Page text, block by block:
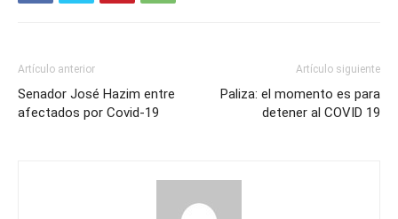
Artículo anterior
Senador José Hazim entre
afectados por Covid-19
Artículo siguiente
Paliza: el momento es para
detener al COVID 19